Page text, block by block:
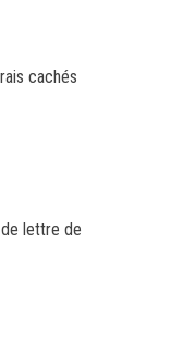
cachés
lettre de